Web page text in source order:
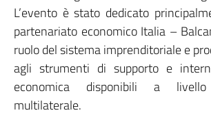
L’evento è stato dedicato
partenariato economico Italia –
ruolo del sistema imprenditoriale e
agli strumenti di supporto e
economica disponibili a
multilaterale.